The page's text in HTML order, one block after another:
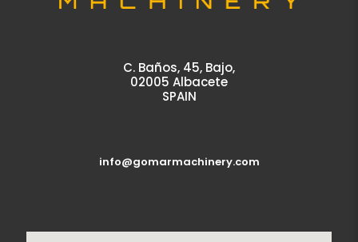
C. Baños, 45, Bajo,
02005 Albacete
SPAIN
info@gomarmachinery.com